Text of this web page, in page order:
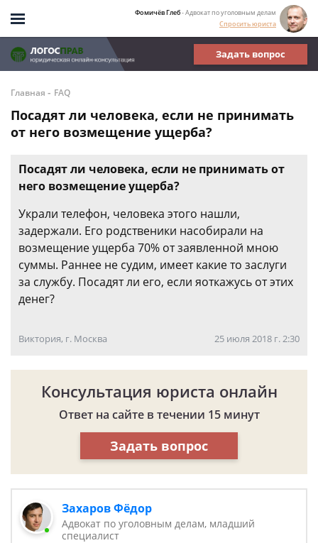
Фомичёв Глеб- Адвокат по уголовным делам
Спросить юриста
Задать вопрос
Главная - FAQ
Посадят ли человека, если не принимать
от него возмещение ущерба?
Посадят ли человека, если не принимать от
него возмещение ущерба?
Украли телефон, человека этого нашли,
задержали. Его родственики насобирали на
возмещение ущерба 70% от заявленной мною
суммы. Раннее не судим, имеет какие то заслуги
за службу. Посадят ли его, если яоткажусь от этих
денег?
Виктория, г. Москва 25 июля 2018 г. 2:30
Консультация юриста онлайн
Ответ на сайте в течении 15 минут
Задать вопрос
Захаров Фёдор
Адвокат по уголовным делам, младший
специалист